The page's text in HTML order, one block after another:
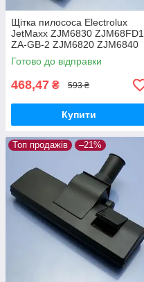
Щітка пилососа Electrolux
JetMaxx ZJM6830 ZJM68FD1
ZA-GB-2 ZJM6820 ZJM6840
EL4042A ZJG6800
двохрежимна
Готово до відправки
468,47 ₴ 593 ₴
Купити
Топ продажів –21%